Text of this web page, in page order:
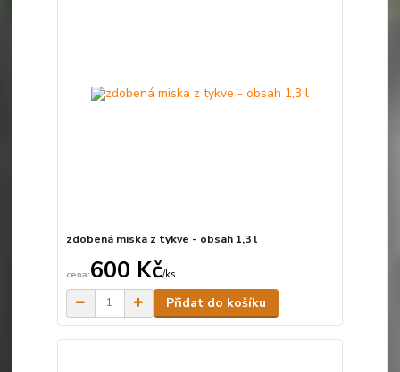
zdobená miska z tykve - obsah 1,3 l
600 Kč/ks
Přidat do košíku